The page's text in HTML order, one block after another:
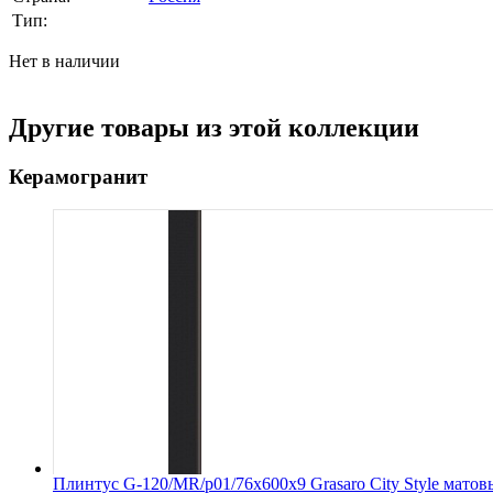
Тип:
Нет в наличии
Другие товары из этой коллекции
Керамогранит
Плинтус G-120/MR/p01/76x600x9 Grasaro City Style